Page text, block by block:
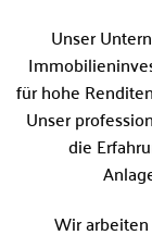
Unser
für hohe
Unser
die
Wir